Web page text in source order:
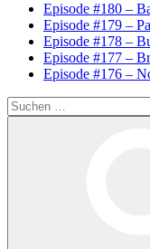
Episode #180 –
Episode #179 –
Episode #178 –
Episode #177 –
Episode #176 –
Suchen
nach: